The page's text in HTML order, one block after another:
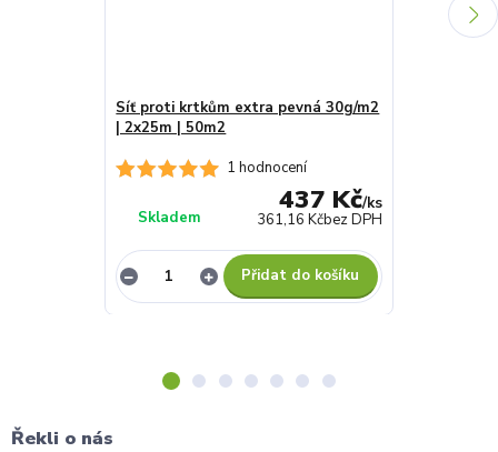
1 hodnocení
Síť proti krtkům extra pevná 30g/m2
| 2x25m | 50m2
437 Kč/ks
361,16 Kčbez DPH
Skladem
Přidat do košíku
Řekli o nás